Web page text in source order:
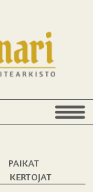
PAIKAT
KERTOJAT